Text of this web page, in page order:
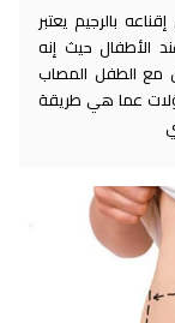
بالرجيم يعتبر
الأطفال حيث إنه
مع الطفل المصاب
عما هي طريقة